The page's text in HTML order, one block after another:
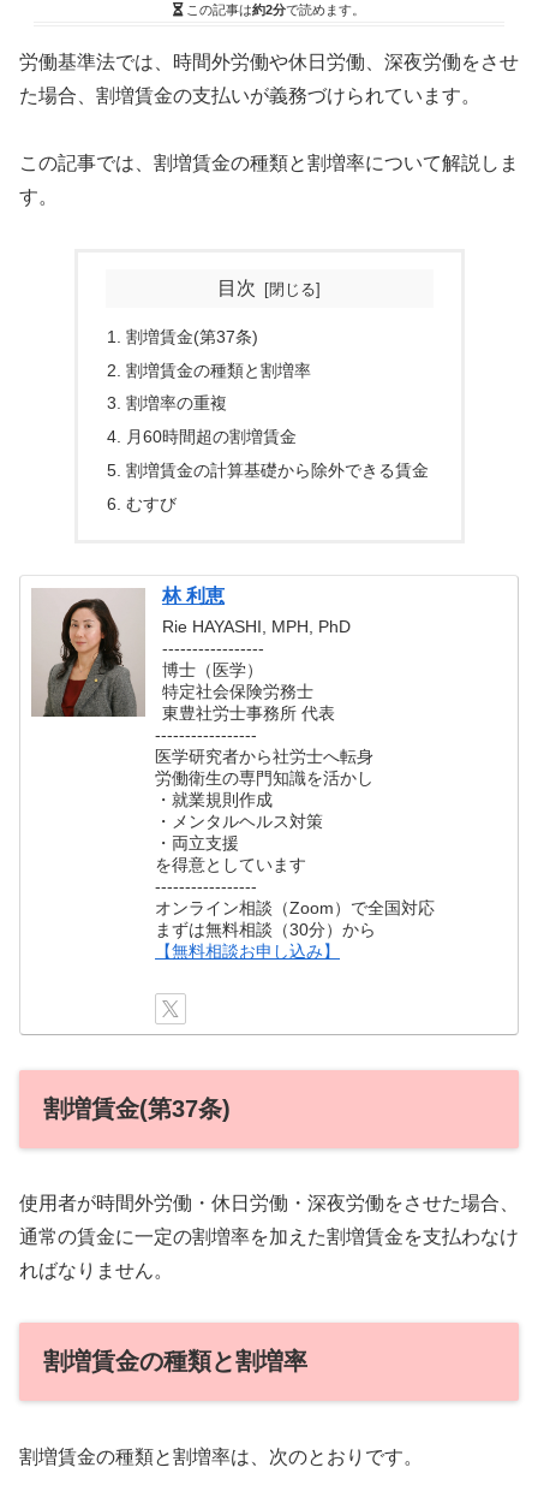
この記事は約2分で読めます。
労働基準法では、時間外労働や休日労働、深夜労働をさせ
た場合、割増賃金の支払いが義務づけられています。
この記事では、割増賃金の種類と割増率について解説しま
す。
目次
割増賃金(第37条)
割増賃金の種類と割増率
割増率の重複
月60時間超の割増賃金
割増賃金の計算基礎から除外できる賃金
むすび
林 利恵
Rie HAYASHI, MPH, PhD
-----------------
博士（医学）
特定社会保険労務士
東豊社労士事務所 代表
-----------------
医学研究者から社労士へ転身
労働衛生の専門知識を活かし
・就業規則作成
・メンタルヘルス対策
・両立支援
を得意としています
-----------------
オンライン相談（Zoom）で全国対応
まずは無料相談（30分）から
【無料相談お申し込み】
割増賃金(第37条)
使用者が時間外労働・休日労働・深夜労働をさせた場合、
通常の賃金に一定の割増率を加えた割増賃金を支払わなけ
ればなりません。
割増賃金の種類と割増率
割増賃金の種類と割増率は、次のとおりです。